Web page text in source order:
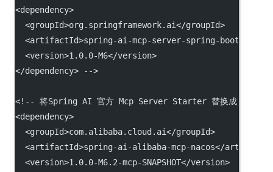
<dependency>
  <groupId>org.springframework.ai</groupId>
<artifactId>spring-ai-mcp-server-spring-boot-
  <version>1.0.0-M6</version>
</dependency> -->
<!-- 将Spring AI 官方 Mcp Server Starter 替换成
<dependency>
  <
groupId>com.alibaba.cloud.ai</groupId>
  <
artifactId>spring-ai-alibaba-mcp-nacos</artifactId
  <
version>1.0.0-M6.2-mcp-SNAPSHOT</version>